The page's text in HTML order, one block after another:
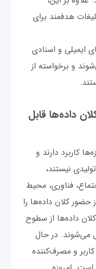
هدفمند برای
ایمیلی و اسنادی
و برخواسته از
داده‌ها قابل
کاربرد دارند و
نیستند،
فناوری، محیط
کلان داده‌ها را
داده‌ها از سطوح
می‌شوند. در حال
و مصرف‌کننده